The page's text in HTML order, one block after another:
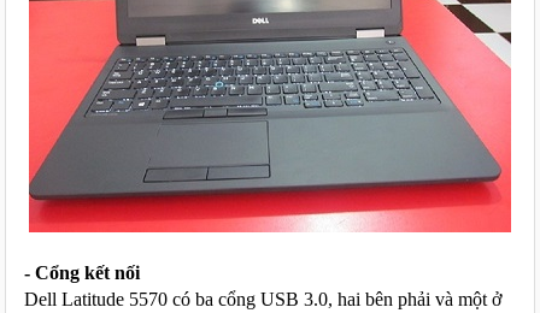
- Cổng kết nối
Dell Latitude 5570 có ba cổng USB 3.0, hai bên phải và một ở